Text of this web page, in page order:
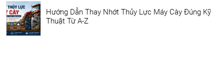
Hướng Dẫn Thay Nhớt Thủy Lực Máy Cày Đúng Kỹ
Thuật Từ A-Z